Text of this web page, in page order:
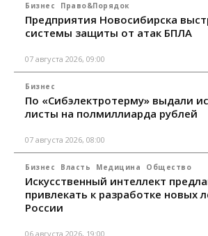
Бизнес Право&Порядок
Предприятия Новосибирска
системы защиты от атак БПЛА
07 августа 2026, 09:00
Бизнес
По «Сибэлектротерму» выдали
листы на полмиллиарда рублей
07 августа 2026, 08:00
Бизнес Власть Медицина Общество
Искусственный интеллект
привлекать к разработке новых
России
06 августа 2026, 19:00